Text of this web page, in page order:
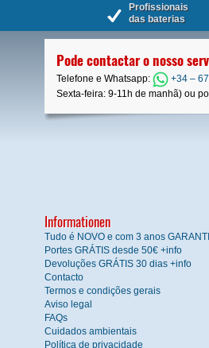
Profissionais
das baterias
Pode contactar o nosso
Telefone e Whatsapp: +34 –
Sexta-feira: 9-11h de manhã) ou
Informationen
Tudo é NOVO e com 3 anos
Portes GRÁTIS desde 50€ +info
Devoluções GRÁTIS 30 dias +info
Contacto
Termos e condições gerais
Aviso legal
FAQs
Cuidados ambientais
Política de privacidade